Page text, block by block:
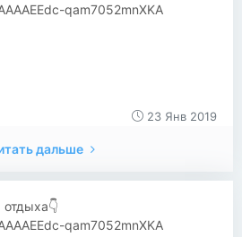
qam7052mnXKA
23 Янв 2019
дальше
qam7052mnXKA